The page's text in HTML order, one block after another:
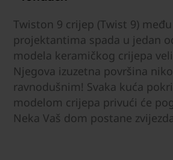
Twiston 9 crijep (Twist 9)
projektantima spada u jedan
modela keramičkog crijepa
Njegova izuzetna površina
ravnodušnim! Svaka kuća
modelom crijepa privući će
Neka Vaš dom postane